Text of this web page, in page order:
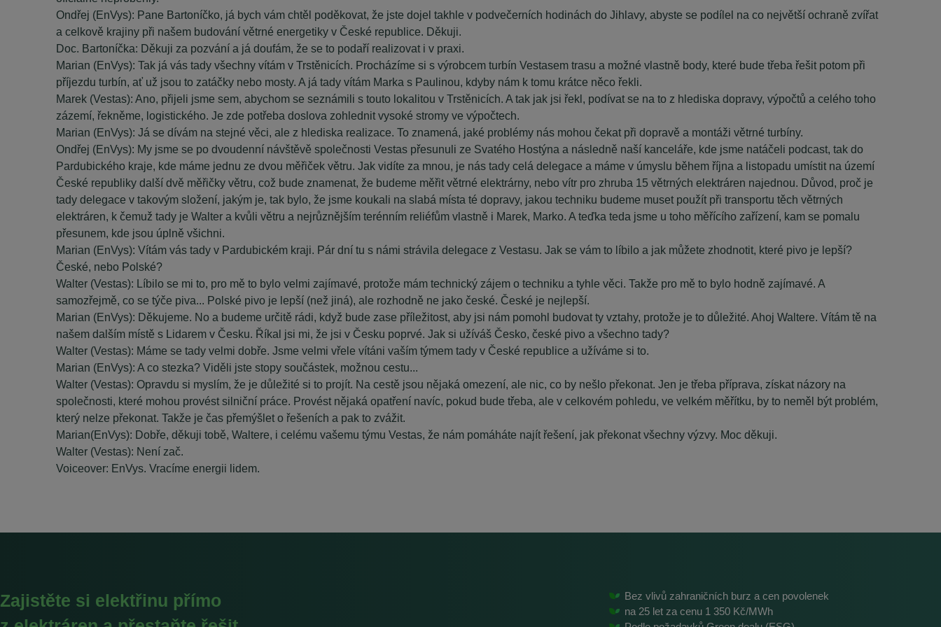
Ondřej (EnVys): Pane Bartoníčko, já bych vám chtěl poděkovat, že jste dojel takhle v podvečerních hodinách do Jihlavy, abyste se podílel na co největší ochraně zvířat
a celkově krajiny při našem budování větrné energetiky v České republice. Děkuji.
Doc. Bartoníčka: Děkuji za pozvání a já doufám, že se to podaří realizovat i v praxi.
Marian (EnVys): Tak já vás tady všechny vítám v Trstěnicích. Procházíme si s výrobcem turbín Vestasem trasu a možné vlastně body, které bude třeba řešit potom při
příjezdu turbín, ať už jsou to zatáčky nebo mosty. A já tady vítám Marka s Paulinou, kdyby nám k tomu krátce něco řekli.
Marek (Vestas): Ano, přijeli jsme sem, abychom se seznámili s touto lokalitou v Trstěnicích. A tak jak jsi řekl, podívat se na to z hlediska dopravy, výpočtů a celého toho
zázemí, řekněme, logistického. Je zde potřeba doslova zohlednit vysoké stromy ve výpočtech.
Marian (EnVys): Já se dívám na stejné věci, ale z hlediska realizace. To znamená, jaké problémy nás mohou čekat při dopravě a montáži větrné turbíny.
Ondřej (EnVys): My jsme se po dvoudenní návštěvě společnosti Vestas přesunuli ze Svatého Hostýna a následně naší kanceláře, kde jsme natáčeli podcast, tak do
Pardubického kraje, kde máme jednu ze dvou měřiček větru. Jak vidíte za mnou, je nás tady celá delegace a máme v úmyslu během října a listopadu umístit na území
České republiky další dvě měřičky větru, což bude znamenat, že budeme měřit větrné elektrárny, nebo vítr pro zhruba 15 větrných elektráren najednou. Důvod, proč je
tady delegace v takovým složení, jakým je, tak bylo, že jsme koukali na slabá místa té dopravy, jakou techniku budeme muset použít při transportu těch větrných
elektráren, k čemuž tady je Walter a kvůli větru a nejrůznějším terénním reliéfům vlastně i Marek, Marko. A teďka teda jsme u toho měřícího zařízení, kam se pomalu
přesunem, kde jsou úplně všichni.
Marian (EnVys): Vítám vás tady v Pardubickém kraji. Pár dní tu s námi strávila delegace z Vestasu. Jak se vám to líbilo a jak můžete zhodnotit, které pivo je lepší?
České, nebo Polské?
Walter (Vestas): Líbilo se mi to, pro mě to bylo velmi zajímavé, protože mám technický zájem o techniku a tyhle věci. Takže pro mě to bylo hodně zajímavé. A
samozřejmě, co se týče piva... Polské pivo je lepší (než jiná), ale rozhodně ne jako české. České je nejlepší.
Marian (EnVys): Děkujeme. No a budeme určitě rádi, když bude zase příležitost, aby jsi nám pomohl budovat ty vztahy, protože je to důležité. Ahoj Waltere. Vítám tě na
našem dalším místě s Lidarem v Česku. Říkal jsi mi, že jsi v Česku poprvé. Jak si užíváš Česko, české pivo a všechno tady?
Walter (Vestas): Máme se tady velmi dobře. Jsme velmi vřele vítáni vaším týmem tady v České republice a užíváme si to.
Marian (EnVys): A co stezka? Viděli jste stopy součástek, možnou cestu...
Walter (Vestas): Opravdu si myslím, že je důležité si to projít. Na cestě jsou nějaká omezení, ale nic, co by nešlo překonat. Jen je třeba příprava, získat názory na
společnosti, které mohou provést silniční práce. Provést nějaká opatření navíc, pokud bude třeba, ale v celkovém pohledu, ve velkém měřítku, by to neměl být problém,
který nelze překonat. Takže je čas přemýšlet o řešeních a pak to zvážit.
Marian(EnVys): Dobře, děkuji tobě, Waltere, i celému vašemu týmu Vestas, že nám pomáháte najít řešení, jak překonat všechny výzvy. Moc děkuji.
Walter (Vestas): Není zač.
Voiceover: EnVys. Vracíme energii lidem.
Zajistěte si elektřinu přímo
Bez vlivů zahraničních burz a cen povolenek
na 25 let za cenu 1 350 Kč/MWh